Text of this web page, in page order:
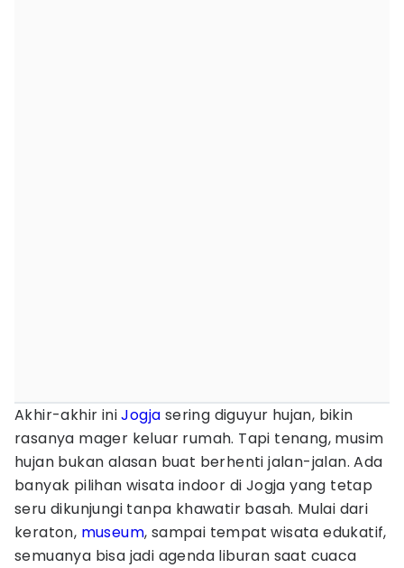
Akhir-akhir iniJogja sering diguyur hujan, bikin
rasanya mager keluar rumah. Tapi tenang, musim
hujan bukan alasan buat berhenti jalan-jalan. Ada
banyak pilihan wisata indoor di Jogja yang tetap
seru dikunjungi tanpa khawatir basah. Mulai dari
keraton, museum, sampai tempat wisata edukatif,
semuanya bisa jadi agenda liburan saat cuaca